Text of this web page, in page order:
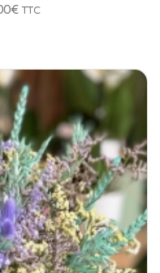
€Plage
à
50,00€
TTC